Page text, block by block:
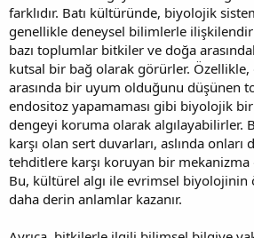
farklıdır. Batı kültüründe, biyolojik
genellikle deneysel bilimlerle
bazı toplumlar bitkiler ve doğa
kutsal bir bağ olarak görürler. Özellikle,
arasında bir uyum olduğunu düşünen
endositoz yapamaması gibi biyolojik
dengeyi koruma olarak algılayabilirler.
karşı olan sert duvarları, aslında onları
tehditlere karşı koruyan bir
Bu, kültürel algı ile evrimsel
daha derin anlamlar kazanır.